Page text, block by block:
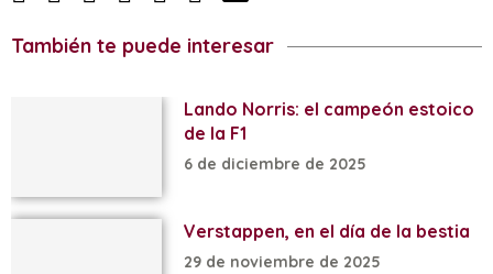
También te puede interesar
Lando Norris: el campeón estoico
de la F1
6 de diciembre de 2025
Verstappen, en el día de la bestia
29 de noviembre de 2025